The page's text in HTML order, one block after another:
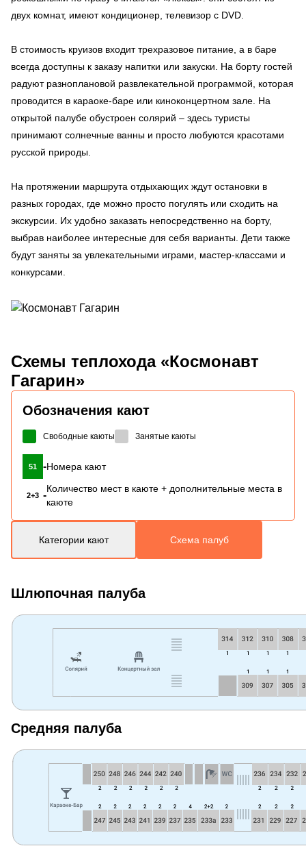
двух комнат, имеют кондиционер, телевизор с DVD.
В стоимость круизов входит трехразовое питание, а в баре
всегда доступны к заказу напитки или закуски. На борту гостей
радуют разноплановой развлекательной программой, которая
проводится в караоке-баре или киноконцертном зале. На
открытой палубе обустроен солярий – здесь туристы
принимают солнечные ванны и просто любуются красотами
русской природы.
На протяжении маршрута отдыхающих ждут остановки в
разных городах, где можно просто погулять или сходить на
экскурсии. Их удобно заказать непосредственно на борту,
выбрав наиболее интересные для себя варианты. Дети также
будут заняты за увлекательными играми, мастер-классами и
конкурсами.
Схемы теплохода «Космонавт
Гагарин»
Обозначения кают
Свободные каюты Занятые каюты
51 -Номера кают
2+3 -
Количество мест в каюте + дополнительные места в
каюте
Категории кают Схема палуб
Шлюпочная палуба
Средняя палуба